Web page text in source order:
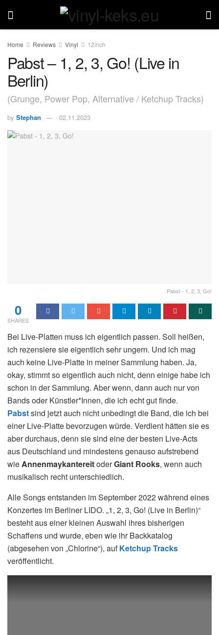
Home Reviews Vinyl 12inch
Pabst – 1, 2, 3, Go! (Live in
Berlin)
(Grunge, Power Pop, Alternative / Ketchup Tracks)
by Stephan 02.11.2023
Pabst - 1, 2, 3, Go!
0
SHARES
Bei Live-Platten muss ich eigentlich passen. Soll heißen,
ich rezensiere sie eigentlich sehr ungern. Und ich mag
auch keine Live-Platte in meiner Sammlung haben. Ja,
okay, stimmt so eigentlich auch nicht, denn einige habe ich
schon in der Sammlung. Aber wenn, dann auch nur von
Bands oder Künstler*Innen, die ich echt gut finde.
Pabstsind jetzt auch nicht unbedingt die Band, die ich bei
einer Live-Platte bevorzugen würde. Verdient hätten sie es
aber durchaus, denn sie sind eine der besten Live-Acts
aus Deutschland und mindestens genauso aufstrebend
wie AnnenmaykantereitoderGiant Rooks, wenn auch
musikalisch recht unterschiedlich.
Alle Songs entstanden im September 2022 während eines
Konzertes im Berliner LIDO. „1, 2, 3, Go! (Live in Berlin)“
besteht aus einer kleinen Auswahl ihres bisherigen
Schaffens und wurde, eben wie ihr Backkatalog
(abgesehen von „Chlorine“), aufKetchup Tracks
veröffentlicht.